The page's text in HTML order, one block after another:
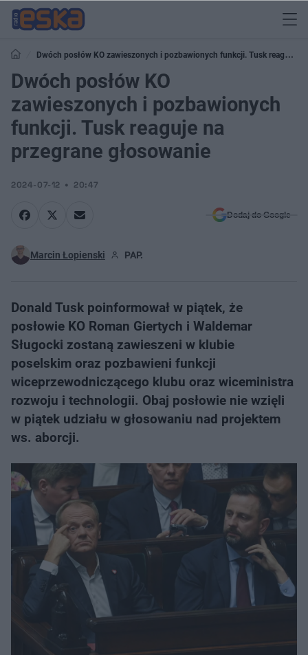
Dwóch posłów KO zawieszonych i pozbawionych funkcji. Tusk reaguje
na przegrane głosowanie
Dwóch posłów KO
zawieszonych i pozbawionych
funkcji. Tusk reaguje na
przegrane głosowanie
2024-07-12 20:47
Dodaj do Google
Marcin Łopienski PAP.
Donald Tusk poinformował w piątek, że
posłowie KO Roman Giertych i Waldemar
Sługocki zostaną zawieszeni w klubie
poselskim oraz pozbawieni funkcji
wiceprzewodniczącego klubu oraz wiceministra
rozwoju i technologii. Obaj posłowie nie wzięli
w piątek udziału w głosowaniu nad projektem
ws. aborcji.